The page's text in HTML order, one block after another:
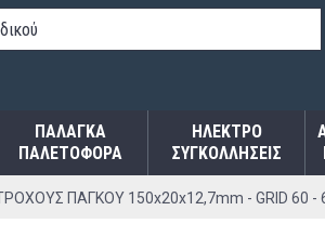
ΠΑΛΆΓΚΑ
ΠΑΛΕΤΟΦΌΡΑ
ΗΛΕΚΤΡΟ
ΣΥΓΚΟΛΛΉΣΕΙΣ
ΠΑΓΚΟΥ 150x20x12,7mm - GRID 60 -